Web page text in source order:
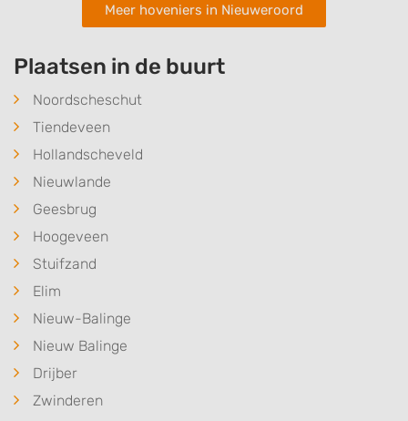
Meer hoveniers in Nieuweroord
Plaatsen in de buurt
Noordscheschut
Tiendeveen
Hollandscheveld
Nieuwlande
Geesbrug
Hoogeveen
Stuifzand
Elim
Nieuw-Balinge
Nieuw Balinge
Drijber
Zwinderen